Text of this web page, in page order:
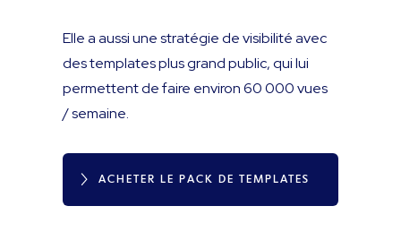
Elle a aussi une stratégie de visibilité avec
des templates plus grand public, qui lui
permettent de faire environ 60 000 vues
/ semaine.
ACHETER LE PACK DE TEMPLATES